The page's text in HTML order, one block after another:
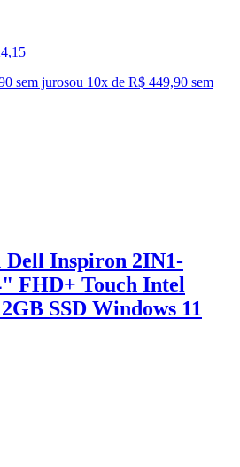
,15
sem jurosou 10x de R$ 449,90 sem
Dell Inspiron 2IN1-
FHD+ Touch Intel
SSD Windows 11